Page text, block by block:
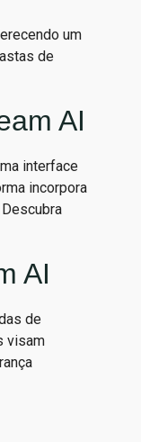
um
de
AI
interface
incorpora
AI
de
visam